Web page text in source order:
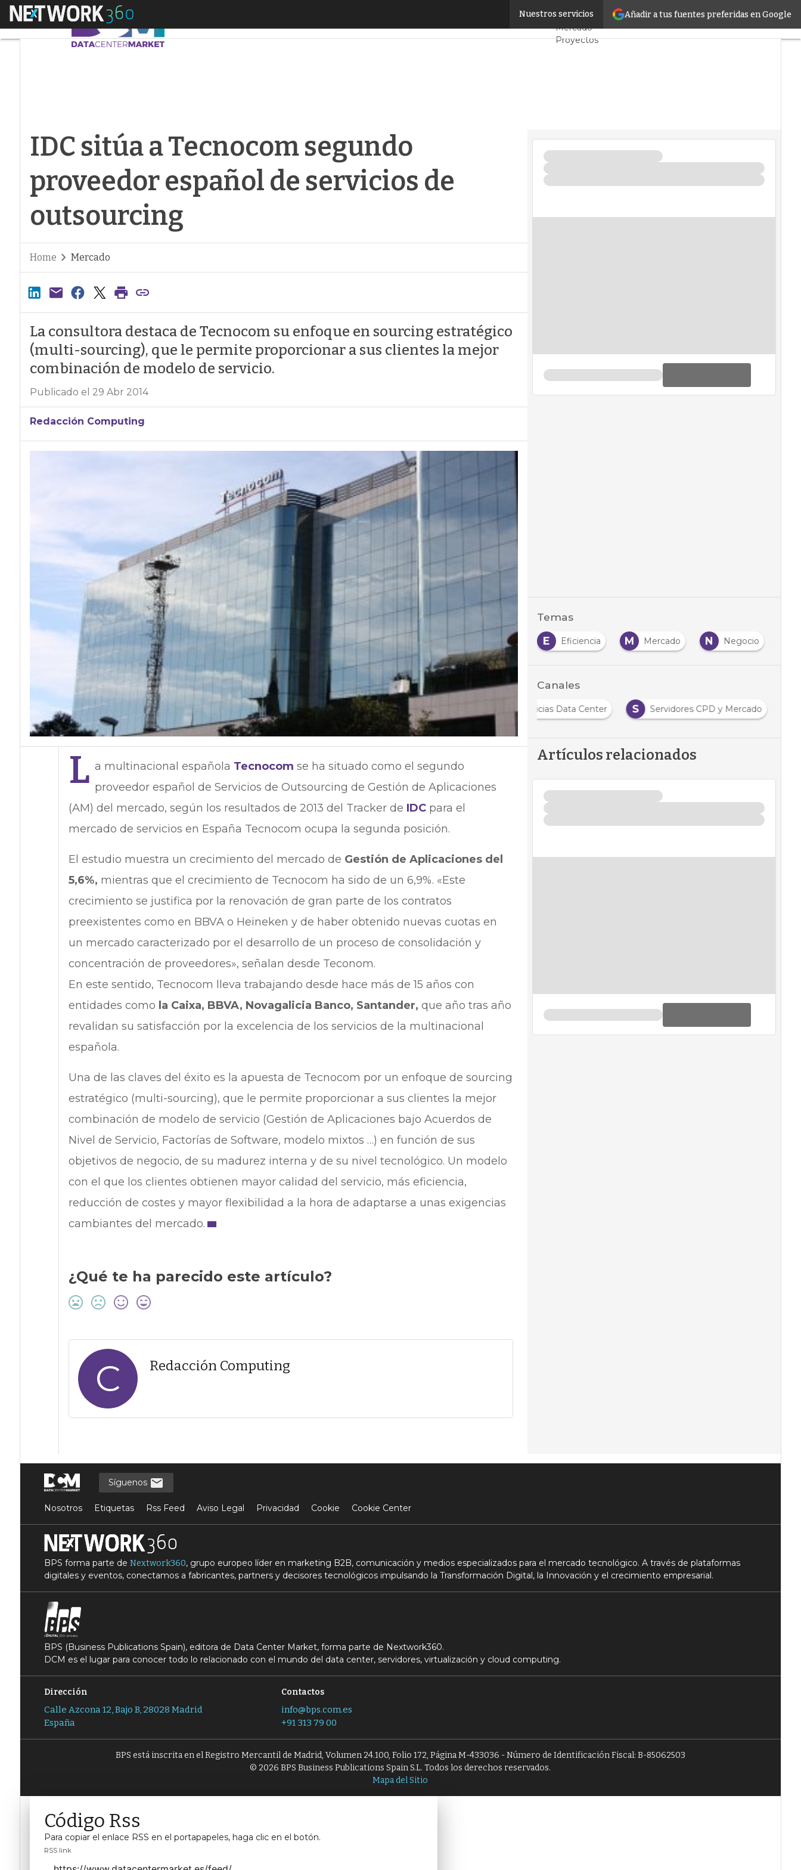
Añadir a tus fuentes preferidas en Google
Nuestros servicios
Menú IDC sitúa a Tecnocom segundo proveedor español de servicios de outsourcingServidores CPD y
Mercado
Proyectos
Artificial
IDC sitúa a Tecnocom segundo
proveedor español de servicios de
outsourcing
Home Mercado
La consultora destaca de Tecnocom su enfoque en sourcing estratégico
(multi-sourcing), que le permite proporcionar a sus clientes la mejor
combinación de modelo de servicio.
Publicado el 29 Abr 2014
Redacción Computing
L a multinacional española Tecnocom se ha situado como el segundo
proveedor español de Servicios de Outsourcing de Gestión de Aplicaciones
(AM) del mercado, según los resultados de 2013 del Tracker de IDC para el
mercado de servicios en España Tecnocom ocupa la segunda posición.
El estudio muestra un crecimiento del mercado de Gestión de Aplicaciones del
5,6%, mientras que el crecimiento de Tecnocom ha sido de un 6,9%. «Este
crecimiento se justifica por la renovación de gran parte de los contratos
preexistentes como en BBVA o Heineken y de haber obtenido nuevas cuotas en
un mercado caracterizado por el desarrollo de un proceso de consolidación y
concentración de proveedores», señalan desde Teconom.
En este sentido, Tecnocom lleva trabajando desde hace más de 15 años con
entidades como la Caixa, BBVA, Novagalicia Banco, Santander, que año tras año
revalidan su satisfacción por la excelencia de los servicios de la multinacional
española.
Una de las claves del éxito es la apuesta de Tecnocom por un enfoque de sourcing
estratégico (multi-sourcing), que le permite proporcionar a sus clientes la mejor
combinación de modelo de servicio (Gestión de Aplicaciones bajo Acuerdos de
Nivel de Servicio, Factorías de Software, modelo mixtos …) en función de sus
objetivos de negocio, de su madurez interna y de su nivel tecnológico. Un modelo
con el que los clientes obtienen mayor calidad del servicio, más eficiencia,
reducción de costes y mayor flexibilidad a la hora de adaptarse a unas exigencias
cambiantes del mercado.
¿Qué te ha parecido este artículo?
C Redacción Computing
Temas
A
Aplicaciones E Eficiencia M Mercado N Negocio
Canales
Noticias Data Center S Servidores CPD y Mercado
Artículos relacionados
Síguenos
Nosotros Etiquetas Rss Feed Aviso Legal Privacidad Cookie Cookie Center
BPS forma parte de Nextwork360, grupo europeo líder en marketing B2B, comunicación y medios especializados para el mercado tecnológico. A través de plataformas
digitales y eventos, conectamos a fabricantes, partners y decisores tecnológicos impulsando la Transformación Digital, la Innovación y el crecimiento empresarial.
BPS (Business Publications Spain), editora de Data Center Market, forma parte de Nextwork360.
DCM es el lugar para conocer todo lo relacionado con el mundo del data center, servidores, virtualización y cloud computing.
Dirección
Calle Azcona 12, Bajo B, 28028 Madrid
España
Contactos
info@bps.com.es
+91 313 79 00
BPS está inscrita en el Registro Mercantil de Madrid, Volumen 24.100, Folio 172, Página M-433036 - Número de Identificación Fiscal: B-85062503
© 2026 BPS Business Publications Spain S.L. Todos los derechos reservados.
Mapa del Sitio
Código Rss
Para copiar el enlace RSS en el portapapeles, haga clic en el botón.
RSS link